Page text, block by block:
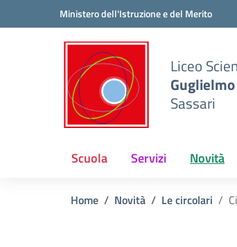
Vai ai contenuti
Vai al menu di navigazioneMinistero dell'Istruzione e del Merito
Liceo
Sassari
Scuola Servizi Novità
Home Novità Le circolari